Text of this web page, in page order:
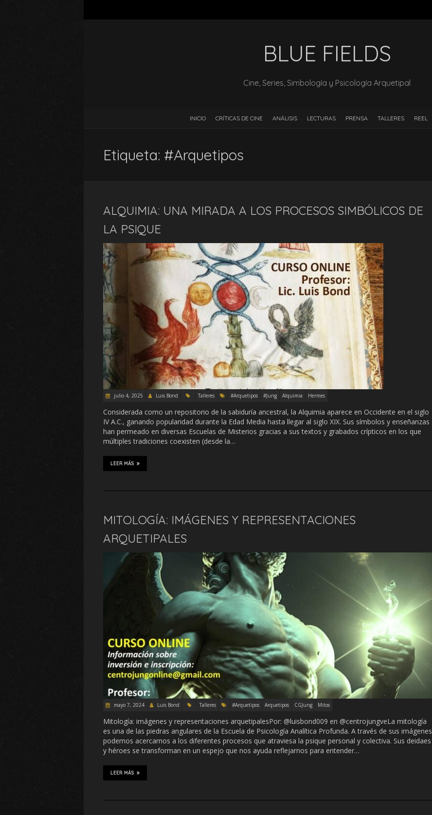
BLUE FIELDS
Cine, Series, Simbología y Psicología Arquetipal
INICIO CRÍTICAS DE CINE ANÁLISIS LECTURAS PRENSA TALLERES REEL
Etiqueta: #Arquetipos
ALQUIMIA: UNA MIRADA A LOS PROCESOS SIMBÓLICOS DE
LA PSIQUE
julio 4, 2025 Luis Bond Talleres #Arquetipos #Jung Alquimia Hermes
Considerada como un repositorio de la sabiduría ancestral, la Alquimia aparece en Occidente en el siglo
IV A.C., ganando popularidad durante la Edad Media hasta llegar al siglo XIX. Sus símbolos y enseñanzas
han permeado en diversas Escuelas de Misterios gracias a sus textos y grabados crípticos en los que
múltiples tradiciones coexisten (desde la…
LEER MÁS
MITOLOGÍA: IMÁGENES Y REPRESENTACIONES
ARQUETIPALES
mayo 7, 2024 Luis Bond Talleres #Arquetipos Arquetipos CGJung Mitos
Mitología: imágenes y representaciones arquetipalesPor: @luisbond009 en @centrojungveLa mitología
es una de las piedras angulares de la Escuela de Psicología Analítica Profunda. A través de sus imágenes
podemos acercarnos a los diferentes procesos que atraviesa la psique personal y colectiva. Sus deidaes
y héroes se transforman en un espejo que nos ayuda reflejarnos para entender…
LEER MÁS